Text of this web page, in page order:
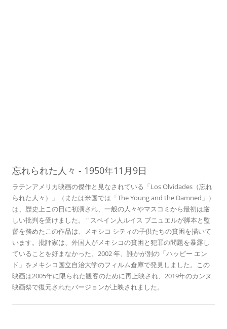
忘れられた人々 - 1950年11月9日
ラテンアメリカ映画の傑作と見なされている「Los Olvidades（忘れ
られた人々）」（または米国では「The Young and the Damned」）
は、歴史上この日に初演され、一般の人々やマスコミから最初は厳
しい批判を受けました。 " スペイン人ルイス ブニュエルが脚本と監
督を務めたこの作品は、メキシコ シティの子供たちの貧困を描いて
います。批評家は、外国人がメキシコの貧困と犯罪の問題を暴露し
ていることを好まなかった。2002 年、誰かが別の「ハッピー エン
ド」をメキシコ国立自治大学のフィルム倉庫で発見しました。この
映画は2005年に限られた観客のために再上映され、2019年のカンヌ
映画祭で復元されたバージョンが上映されました。